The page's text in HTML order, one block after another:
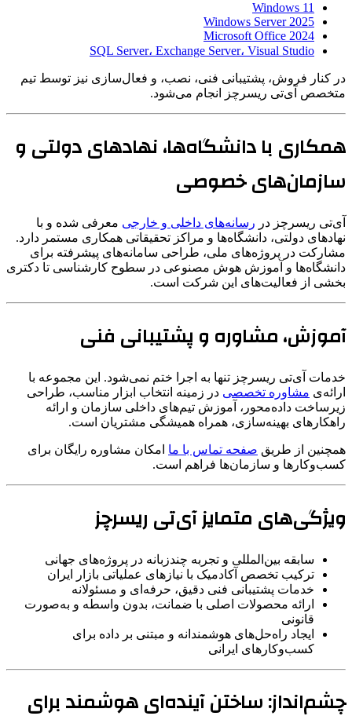
Windows 11
Windows Server 2025
Microsoft Office 2024
SQL Server، Exchange Server، Visual Studio
در کنار فروش، پشتیبانی فنی، نصب، و فعال‌سازی نیز توسط تیم
متخصص آی‌تی ریسرچز انجام می‌شود.
همکاری با دانشگاه‌ها، نهادهای دولتی و
سازمان‌های خصوصی
آی‌تی ریسرچز در رسانه‌های داخلی و خارجی معرفی شده و با
نهادهای دولتی، دانشگاه‌ها و مراکز تحقیقاتی همکاری مستمر دارد.
مشارکت در پروژه‌های ملی، طراحی سامانه‌های پیشرفته برای
دانشگاه‌ها و آموزش هوش مصنوعی در سطوح کارشناسی تا دکتری
بخشی از فعالیت‌های این شرکت است.
آموزش، مشاوره و پشتیبانی فنی
خدمات آی‌تی ریسرچز تنها به اجرا ختم نمی‌شود. این مجموعه با
ارائه‌ی مشاوره تخصصی در زمینه انتخاب ابزار مناسب، طراحی
زیرساخت داده‌محور، آموزش تیم‌های داخلی سازمان و ارائه
راهکارهای بهینه‌سازی، همراه همیشگی مشتریان است.
همچنین از طریق صفحه تماس با ما امکان مشاوره رایگان برای
کسب‌وکارها و سازمان‌ها فراهم است.
ویژگی‌های متمایز آی‌تی ریسرچز
سابقه بین‌المللی و تجربه چندزبانه در پروژه‌های جهانی
ترکیب تخصص آکادمیک با نیازهای عملیاتی بازار ایران
خدمات پشتیبانی فنی دقیق، حرفه‌ای و مسئولانه
ارائه محصولات اصلی با ضمانت، بدون واسطه و به‌صورت
قانونی
ایجاد راه‌حل‌های هوشمندانه و مبتنی بر داده برای
کسب‌وکارهای ایرانی
چشم‌انداز: ساختن آینده‌ای هوشمند برای